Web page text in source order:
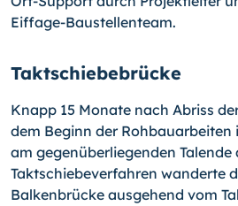
Eiffage-Baustellenteam.
Taktschiebebrücke
Knapp 15 Monate nach Abriss
dem Beginn der Rohbauarbeiten
am gegenüberliegenden
Taktschiebeverfahren wanderte
Balkenbrücke ausgehend vom